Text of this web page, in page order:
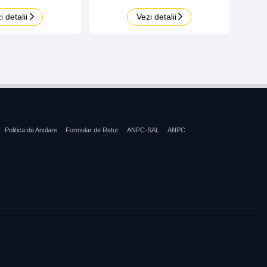
detalii Vezi detalii
Politica de Anulare Formular de Retur ANPC-SAL ANPC